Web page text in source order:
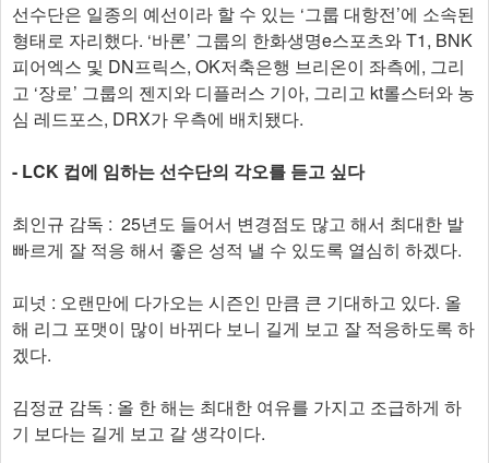
선수단은 일종의 예선이라 할 수 있는 ‘그룹 대항전’에 소속된
형태로 자리했다. ‘바론’ 그룹의 한화생명e스포츠와 T1, BNK
피어엑스 및 DN프릭스, OK저축은행 브리온이 좌측에, 그리
고 ‘장로’ 그룹의 젠지와 디플러스 기아, 그리고 kt롤스터와 농
심 레드포스, DRX가 우측에 배치됐다.
- LCK 컵에 임하는 선수단의 각오를 듣고 싶다
최인규 감독 : 25년도 들어서 변경점도 많고 해서 최대한 발
빠르게 잘 적응 해서 좋은 성적 낼 수 있도록 열심히 하겠다.
피넛 : 오랜만에 다가오는 시즌인 만큼 큰 기대하고 있다. 올
해 리그 포맷이 많이 바뀌다 보니 길게 보고 잘 적응하도록 하
겠다.
김정균 감독 : 올 한 해는 최대한 여유를 가지고 조급하게 하
기 보다는 길게 보고 갈 생각이다.